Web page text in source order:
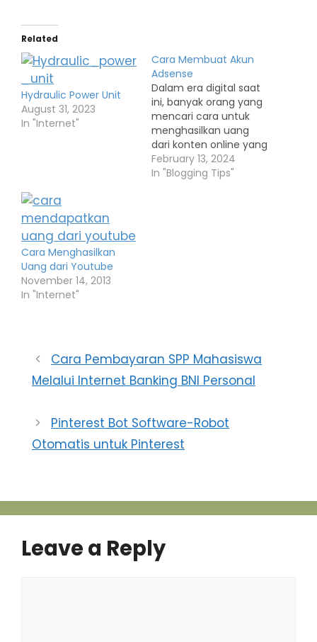
Related
Hydraulic Power Unit
August 31, 2023
In "Internet"
Cara Membuat Akun
Adsense
Dalam era digital saat
ini, banyak orang yang
mencari cara untuk
menghasilkan uang
dari konten online yang
mereka buat. Salah
satu cara yang populer
February 13, 2024
In "Blogging Tips"
Cara Menghasilkan
Uang dari Youtube
November 14, 2013
In "Internet"
Cara Pembayaran SPP Mahasiswa
Melalui Internet Banking BNI Personal
Pinterest Bot Software-Robot
Otomatis untuk Pinterest
Leave a Reply